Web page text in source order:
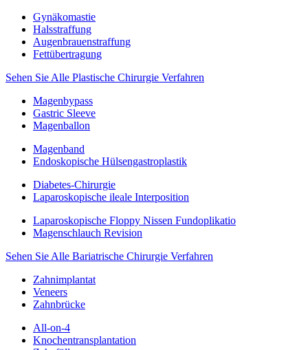
Gynäkomastie
Halsstraffung
Augenbrauenstraffung
Fettübertragung
Sehen Sie Alle Plastische Chirurgie Verfahren
Magenbypass
Gastric Sleeve
Magenballon
Magenband
Endoskopische Hülsengastroplastik
Diabetes-Chirurgie
Laparoskopische ileale Interposition
Laparoskopische Floppy Nissen Fundoplikatio
Magenschlauch Revision
Sehen Sie Alle Bariatrische Chirurgie Verfahren
Zahnimplantat
Veneers
Zahnbrücke
All-on-4
Knochentransplantation